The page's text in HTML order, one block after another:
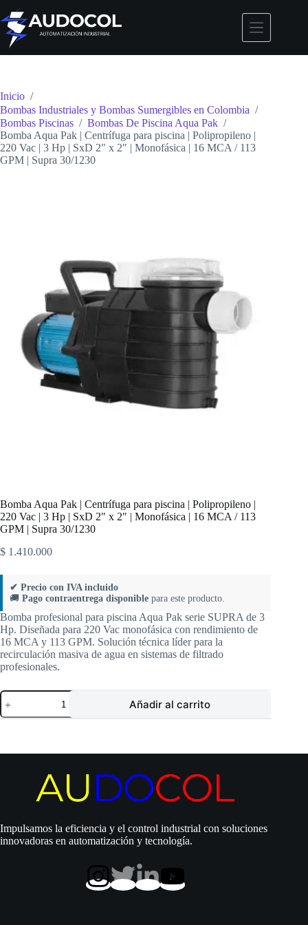
Saltar
al
contenido
Inicio /
Bombas Industriales y Bombas Sumergibles en Colombia /
Bombas Piscinas / Bombas De Piscina Aqua Pak /
Bomba Aqua Pak | Centrífuga para piscina | Polipropileno |
220 Vac | 3 Hp | SxD 2″ x 2″ | Monofásica | 16 MCA / 113
GPM | Supra 30/1230
Bomba Aqua Pak | Centrífuga para piscina | Polipropileno |
220 Vac | 3 Hp | SxD 2″ x 2″ | Monofásica | 16 MCA / 113
GPM | Supra 30/1230
$ 1.410.000
✔ Precio con IVA incluido
🚚 Pago contraentrega disponible para este producto.
Bomba profesional para piscina Aqua Pak serie SUPRA de 3
Hp. Diseñada para 220 Vac monofásica con rendimiento de
16 MCA y 113 GPM. Solución técnica líder para la
recirculación masiva de agua en sistemas de filtrado
profesionales.
Bomba
Aqua
Pak
para
Polipropileno
Vac
|
3
Añadir al carrito
Impulsamos la eficiencia y el control industrial con soluciones
innovadoras en automatización y tecnología.